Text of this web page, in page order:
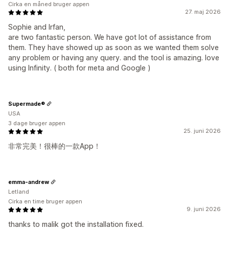
27. maj 2026
Sophie and Irfan,
are two fantastic person. We have got lot of assistance from
them. They have showed up as soon as we wanted them solve
any problem or having any query. and the tool is amazing. love
using Infinity. ( both for meta and Google )
Cirka en måned bruger appen
25. juni 2026
非常完美！很棒的一款App！
Supermade®
USA
3 dage bruger appen
9. juni 2026
thanks to malik got the installation fixed.
emma-andrew
Letland
Cirka en time bruger appen